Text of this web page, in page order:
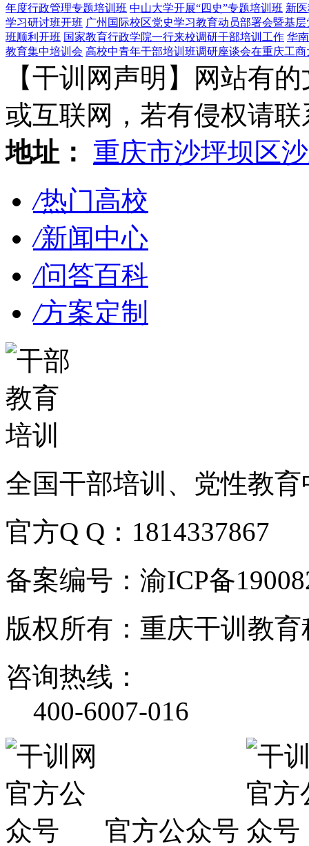
年度行政管理专题培训班 中山大学开展“四史”专题培训班 新
学习研讨班开班 广州国际校区党史学习教育动员部署会暨基
班顺利开班 国家教育行政学院一行来校调研干部培训工作 华
教育集中培训会 高校中青年干部培训班调研座谈会在重庆工商
【干训网声明】网站有
或互联网，若有侵权请联
地址：
重庆市沙坪坝区
/热门高校
/新闻中心
/问答百科
/方案定制
全国干部培训、党性教
官方Q Q：1814337867
备案编号：渝ICP备
版权所有：重庆干训教
咨询热线：
400-6007-016
官方公众号